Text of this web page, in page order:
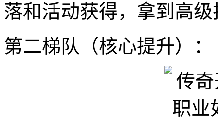
落和活动获得，拿到高
第二梯队（核心提升）：